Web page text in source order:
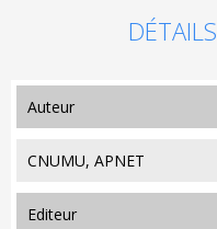
DÉTAILS
auteur
CNUMU, APNET
editeur